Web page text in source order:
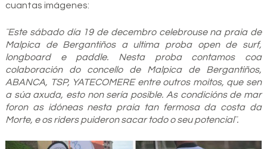
cuantas imágenes:
¨Este sábado día 19 de decembro celebrouse na praia de
Malpica de Bergantiños a ultima proba open de surf,
longboard e paddle. Nesta proba contamos coa
colaboración do concello de Malpica de Bergantiños,
ABANCA, TSP, YATECOMERE entre outros moitos, que sen
a súa axuda, esto non sería posible. As condicións de mar
foron as idóneas nesta praia tan fermosa da costa da
Morte, e os riders puideron sacar todo o seu potencial¨.